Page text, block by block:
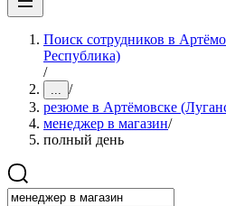
Поиск сотрудников в
Республика)
/
... /
резюме в Артёмовске
менеджер в магазин/
полный день